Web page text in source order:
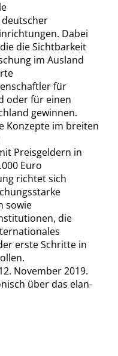
Dabei
die Sichtbarkeit
im Ausland
für
oder für einen
gewinnen.
Konzepte im breiten
Preisgeldern in
Euro
richtet sich
sowie
die
erste Schritte in
November 2019.
über das elan-